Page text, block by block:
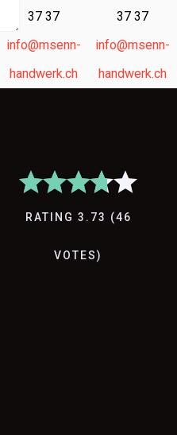
37 37
info@msenn-
handwerk.ch
37 37
info@msenn-
handwerk.ch
RATING 3.73 (46
VOTES)